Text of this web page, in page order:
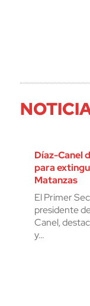
Díaz-Canel
para
Matanzas
El Primer
presidente
Canel,
y…